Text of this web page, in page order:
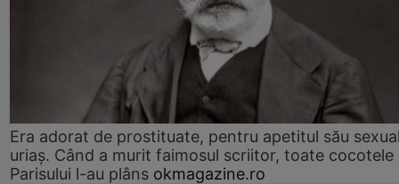
Era adorat de prostituate, pentru apetitul său
uriaș. Când a murit faimosul scriitor, toate cocotele
Parisului l-au plâns okmagazine.ro